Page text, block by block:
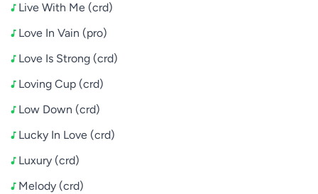
Live With Me (crd)
Love In Vain (pro)
Love Is Strong (crd)
Loving Cup (crd)
Low Down (crd)
Lucky In Love (crd)
Luxury (crd)
Melody (crd)